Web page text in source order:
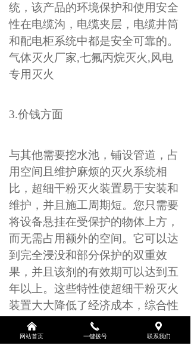
统，该产品的环境保护和使用安全
性在电缆沟，电缆夹层，电缆井筒
和配电柜系统中都是安全可靠的。
气体灭火厂家,七氟丙烷灭火,风电
专用灭火
3.价钱方面
与其他需要挖水池，铺设管道，占
用空间且维护麻烦的灭火系统相
比，超细干粉灭火装置易于安装和
维护，并且施工周期短。您只需要
将设备悬挂在受保护的物体上方，
而无需占用额外的空间。它可以达
到完全浸没和部分保护的双重效
果，并且该剂的有效期可以达到五
年以上。这些特性使超细干粉灭火
装置大大降低了经济成本，综合性
价比较高。
낀
网站首页
끅
一键拨号
끇
联系我们